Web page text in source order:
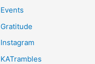
Events
Gratitude
Instagram
KATrambles